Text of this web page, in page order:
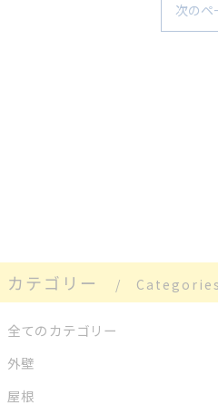
次のペ
カテゴリー Categories
全てのカテゴリー
外壁
屋根